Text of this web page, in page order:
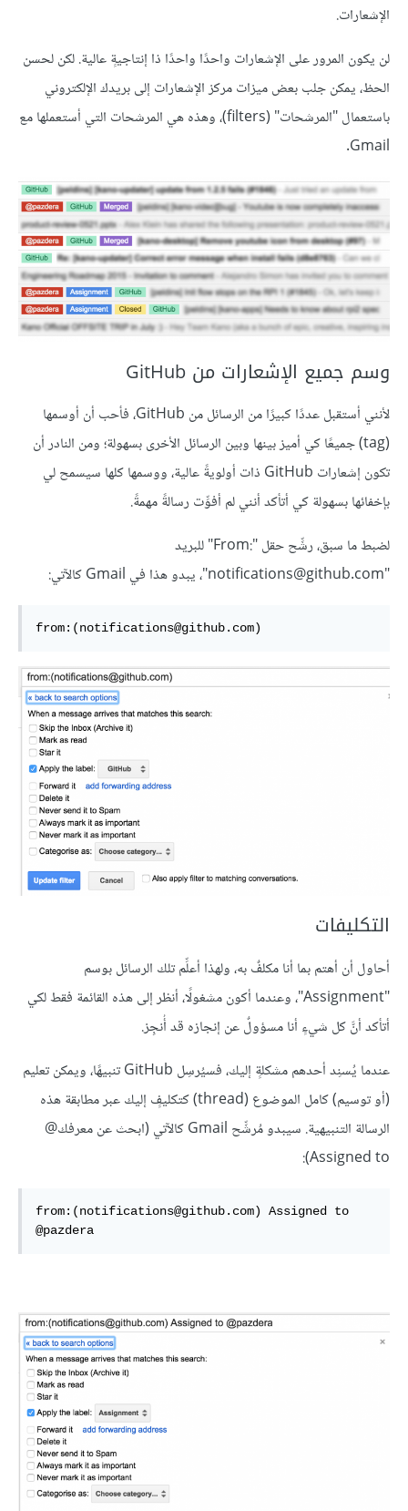
الإشعارات.
لن يكون المرور على الإشعارات واحدًا واحدًا ذا إنتاجيةٍ عالية. لكن لحسن
الحظ، يمكن جلب بعض ميزات مركز الإشعارات إلى بريدك الإلكتروني
باستعمال "المرشحات" (filters)، وهذه هي المرشحات التي أستعملها مع
Gmail.
وسم جميع الإشعارات من GitHub
لأنني أستقبل عددًا كبيرًا من الرسائل من GitHub، فأحب أن أوسمها
(tag) جميعًا كي أميز بينها وبين الرسائل الأخرى بسهولة؛ ومن النادر أن
تكون إشعارات GitHub ذات أولويةً عالية، ووسمها كلها سيسمح لي
بإخفائها بسهولة كي أتأكد أنني لم أفوِّت رسالةً مهمةً.
لضبط ما سبق، رشِّح حقل "From:‎" للبريد
"notifications@github.com"، يبدو هذا في Gmail كالآتي:
from:(notifications@github.com)
التكليفات
أحاول أن أهتم بما أنا مكلفٌ به، ولهذا أعلِّم تلك الرسائل بوسم
"Assignment"، وعندما أكون مشغولًا، أنظر إلى هذه القائمة فقط لكي
أتأكد أنَّ كل شيءٍ أنا مسؤولٌ عن إنجازه قد أُنجِز.
عندما يُسنِد أحدهم مشكلةٍ إليك، فسيُرسِل GitHub تنبيهًا، ويمكن تعليم
(أو توسيم) كامل الموضوع (thread) كتكليفٍ إليك عبر مطابقة هذه
الرسالة التنبيهية. سيبدو مُرشِّح Gmail كالآتي (ابحث عن معرفك@
Assigned to):
from:(notifications@github.com) Assigned to
@pazdera